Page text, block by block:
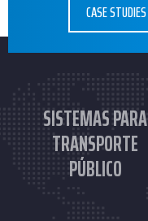
CASE STUDIES
SISTEMAS PARA
TRANSPORTE
PÚBLICO